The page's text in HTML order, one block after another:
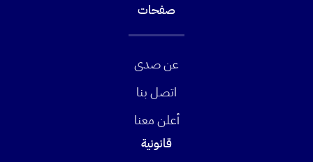
صفحات
عن صدى
اتصل بنا
أعلن معنا
قانونية